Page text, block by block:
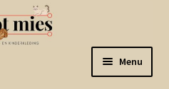
Menu